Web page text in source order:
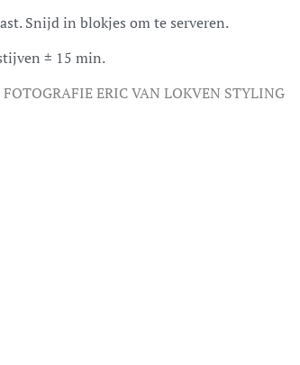
Snijd in blokjes om te serveren.
± 15 min.
ERIC VAN LOKVEN STYLING